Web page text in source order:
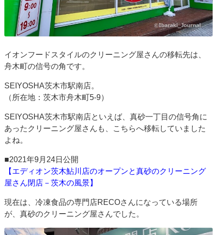
イオンフードスタイルのクリーニング屋さんの移転先は、
舟木町の信号の角です。
SEIYOSHA茨木市駅南店。
（所在地：茨木市舟木町5-9）
SEIYOSHA茨木市駅南店といえば、真砂一丁目の信号角に
あったクリーニング屋さんも、こちらへ移転していました
よね。
■2021年9月24日公開
【エディオン茨木鮎川店のオープンと真砂のクリーニング
屋さん閉店－茨木の風景】
現在は、冷凍食品の専門店RECOさんになっている場所
が、真砂のクリーニング屋さんでした。